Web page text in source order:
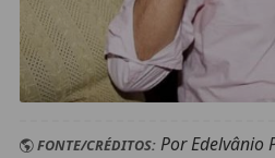
FONTE/CRÉDITOS:Por Edelvânio